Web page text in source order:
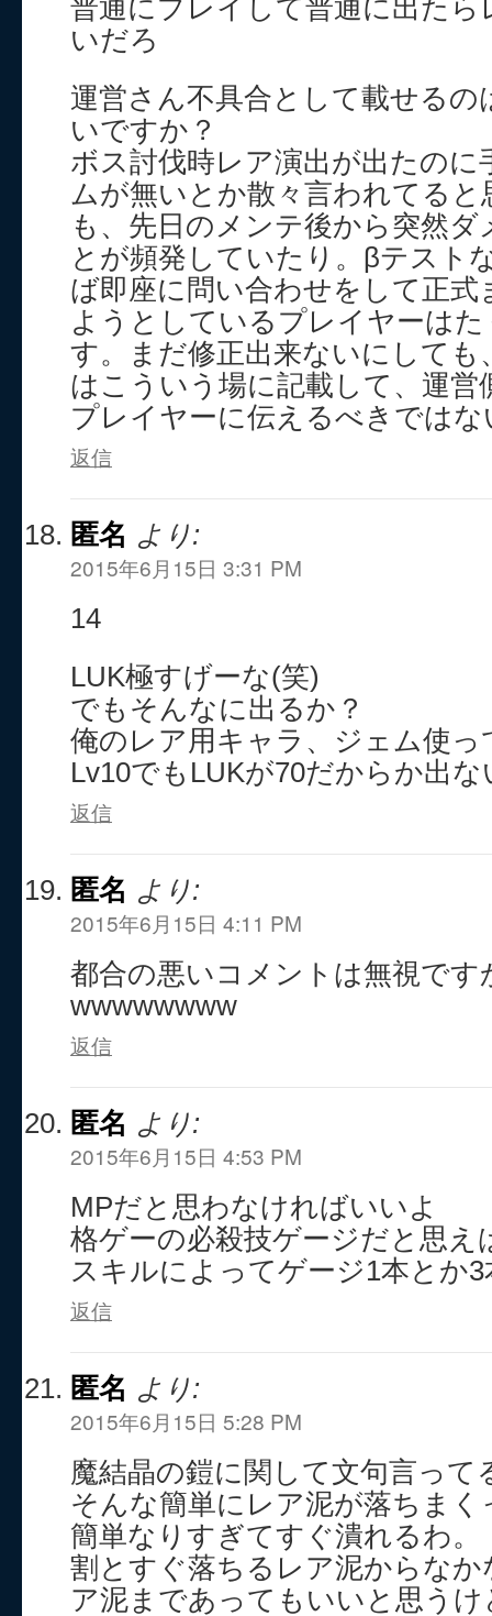
普通にプレイして普通に出た
いだろ
運営さん不具合として載せる
いですか？
ボス討伐時レア演出が出たの
ムが無いとか散々言われてる
も、先日のメンテ後から突然
とが頻発していたり。βテスト
ば即座に問い合わせをして正
ようとしているプレイヤーは
す。まだ修正出来ないにしても
はこういう場に記載して、運営
プレイヤーに伝えるべきでは
返信
匿名 より:
2015年6月15日 3:31 PM
14
LUK極すげーな(笑)
でもそんなに出るか？
俺のレア用キャラ、ジェム使
Lv10でもLUKが70だからか出
返信
匿名 より:
2015年6月15日 4:11 PM
都合の悪いコメントは無視です
wwwwwwww
返信
匿名 より:
2015年6月15日 4:53 PM
MPだと思わなければいいよ
格ゲーの必殺技ゲージだと思え
スキルによってゲージ1本とか
返信
匿名 より:
2015年6月15日 5:28 PM
魔結晶の鎧に関して文句言って
そんな簡単にレア泥が落ちま
簡単なりすぎてすぐ潰れるわ。
割とすぐ落ちるレア泥からな
ア泥まであってもいいと思うけ